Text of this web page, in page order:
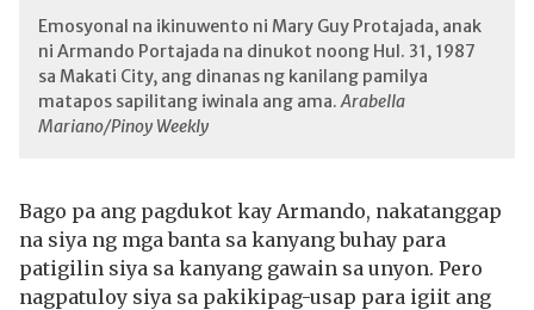
Emosyonal na ikinuwento ni Mary Guy Protajada, anak
ni Armando Portajada na dinukot noong Hul. 31, 1987
sa Makati City, ang dinanas ng kanilang pamilya
matapos sapilitang iwinala ang ama.Arabella
Mariano/Pinoy Weekly
Bago pa ang pagdukot kay Armando, nakatanggap
na siya ng mga banta sa kanyang buhay para
patigilin siya sa kanyang gawain sa unyon. Pero
nagpatuloy siya sa pakikipag-usap para igiit ang